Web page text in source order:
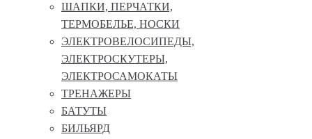
ШАПКИ, ПЕРЧАТКИ,
ТЕРМОБЕЛЬЕ, НОСКИ
ЭЛЕКТРОВЕЛОСИПЕДЫ,
ЭЛЕКТРОСКУТЕРЫ,
ЭЛЕКТРОСАМОКАТЫ
ТРЕНАЖЕРЫ
БАТУТЫ
БИЛЬЯРД